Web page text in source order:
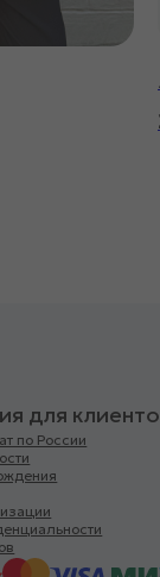
для
по России